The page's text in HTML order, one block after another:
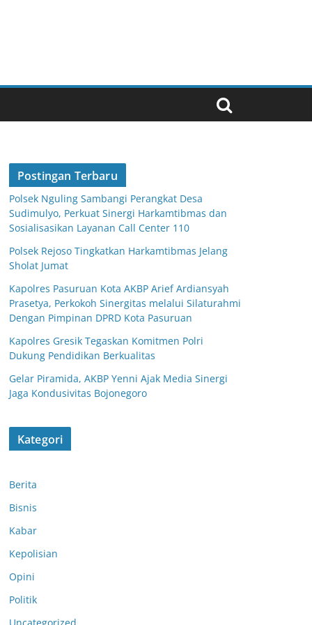
Postingan Terbaru
Polsek Nguling Sambangi Perangkat Desa
Sudimulyo, Perkuat Sinergi Harkamtibmas dan
Sosialisasikan Layanan Call Center 110
Polsek Rejoso Tingkatkan Harkamtibmas Jelang
Sholat Jumat
Kapolres Pasuruan Kota AKBP Arief Ardiansyah
Prasetya, Perkokoh Sinergitas melalui Silaturahmi
Dengan Pimpinan DPRD Kota Pasuruan
Kapolres Gresik Tegaskan Komitmen Polri
Dukung Pendidikan Berkualitas
Gelar Piramida, AKBP Yenni Ajak Media Sinergi
Jaga Kondusivitas Bojonegoro
Kategori
Berita
Bisnis
Kabar
Kepolisian
Opini
Politik
Polsek Nguling
Sambangi
Perangkat Desa
Sudimulyo,
Harkamtibmas
dan
Sosialisasikan
Layanan Call
Pasuruan Kota
AKBP Arief